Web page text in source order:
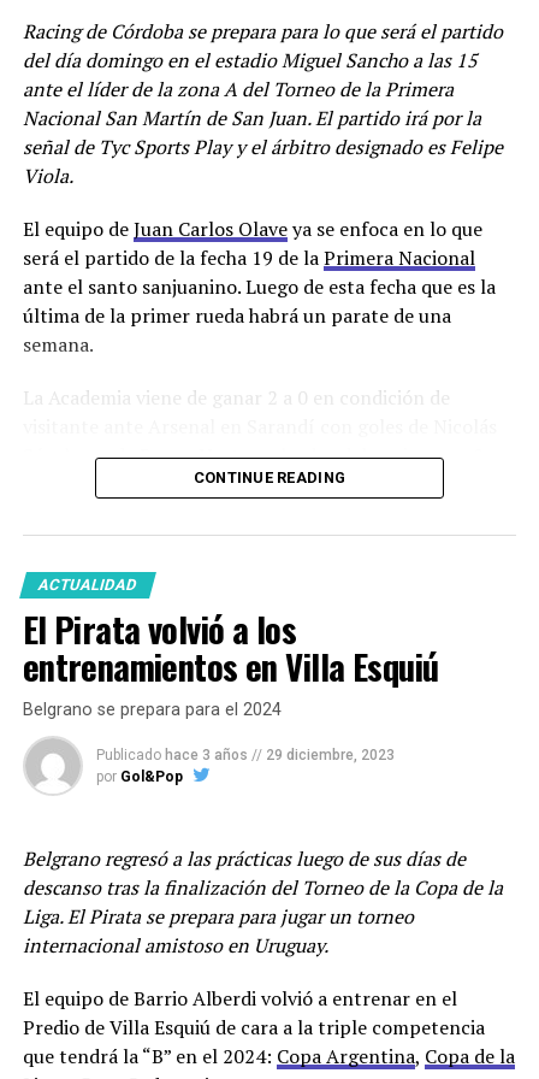
Racing de Córdoba se prepara para lo que será el partido
del día domingo en el estadio Miguel Sancho a las 15
ante el líder de la zona A del Torneo de la Primera
Nacional San Martín de San Juan. El partido irá por la
señal de Tyc Sports Play y el árbitro designado es Felipe
Viola.
El equipo deJuan Carlos Olaveya se enfoca en lo que
será el partido de la fecha 19 de laPrimera Nacional
ante el santo sanjuanino. Luego de esta fecha que es la
última de la primer rueda habrá un parate de una
semana.
La Academia viene de ganar 2 a 0 en condición de
Sánchez y de Bruno Nasta, goleador del equipo con 8
tantos, que no estará en el partido frente a San Martin
rival.
El técnico académico ya cuenta entre las opciones
disponibles a Sebastián Marfort y a Julían Vignolo.
Matías Pardo que cumplió la suspensión por cinco
amarillas ante Arsenal también está a disposición.
Una de las dudas está en el arco ya que Joaquín Mattalía
salió lesionado por una molestia muscular en el
entretiempo ante el “Arse” y el cuerpo técnico espera
En caso de que no llegue su lugar lo ocupará Alvaro
Maslovski.
Racing se encuentra en la décimotercera posición con
22 puntos.
En cuanto al mercado de pases que ya abrió el pasado
sábado, está próximamente a llegar un delantero
proveniente de Sarmiento de Junín, Lautaro Cerato de
CONTINUE READING
ACTUALIDAD
El Pirata volvió a los
entrenamientos en Villa Esquiú
Belgrano se prepara para el 2024
Publicado hace 3 años // 29 diciembre, 2023
por Gol&Pop
Belgrano regresó a las prácticas luego de sus días de
descanso tras la finalización del Torneo de la Copa de la
Liga. El Pirata se prepara para jugar un torneo
internacional amistoso en Uruguay.
El equipo de Barrio Alberdi volvió a entrenar en el
Predio de Villa Esquiú de cara a la triple competencia
que tendrá la “B” en el 2024: Copa Argentina, Copa de la